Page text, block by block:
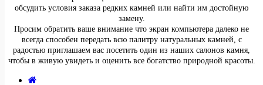
обсудить условия заказа редких камней или найти им достойную
замену.
Просим обратить ваше внимание что экран компьютера далеко не
всегда способен передать всю палитру натуральных камней, с
радостью приглашаем вас посетить один из наших салонов камня,
чтобы в живую увидеть и оценить все богатство природной красоты.